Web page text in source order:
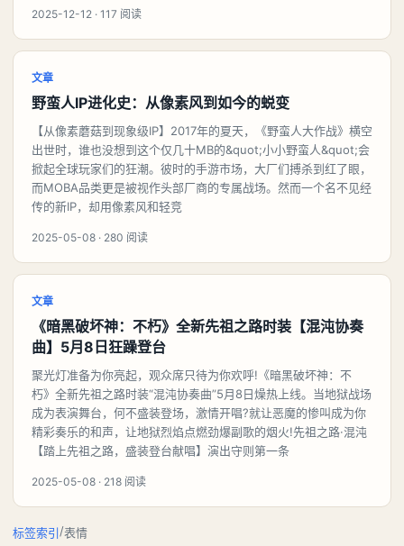
2025-12-12 · 117 阅读
文章
野蛮人IP进化史：从像素风到如今的蜕变
【从像素蘑菇到现象级IP】2017年的夏天，《野蛮人大作战》横空
出世时，谁也没想到这个仅几十MB的&quot;小小野蛮人&quot;会
掀起全球玩家们的狂潮。彼时的手游市场，大厂们搏杀到红了眼，
而MOBA品类更是被视作头部厂商的专属战场。然而一个名不见经
传的新IP，却用像素风和轻竞
2025-05-08 · 280 阅读
文章
《暗黑破坏神：不朽》全新先祖之路时装【混沌协奏
曲】5月8日狂躁登台
聚光灯准备为你亮起，观众席只待为你欢呼!《暗黑破坏神：不
朽》全新先祖之路时装“混沌协奏曲”5月8日燥热上线。当地狱战场
成为表演舞台，何不盛装登场，激情开唱?就让恶魔的惨叫成为你
精彩奏乐的和声，让地狱烈焰点燃劲爆副歌的烟火!先祖之路·混沌
【踏上先祖之路，盛装登台献唱】演出守则第一条
2025-05-08 · 218 阅读
标签索引/表情